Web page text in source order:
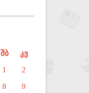
შბ
კვ
1
2
8
9